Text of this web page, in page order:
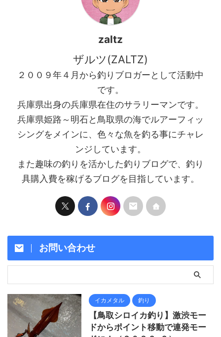
zaltz
ザルツ(ZALTZ)
２００９年４月から釣りブロガーとして活動中
です。
兵庫県出身の兵庫県在住のサラリーマンです。
兵庫県姫路～明石と鳥取県の海でルアーフィッ
シングをメインに、色々な魚を釣る事にチャレ
ンジしています。
また趣味の釣りを活かした釣りブログで、釣り
具購入費を稼げるブログを目指しています。
お問い合わせ
イカメタル 釣り
【鳥取シロイカ釣り】激渋モー
ドからポイント移動で連発モー